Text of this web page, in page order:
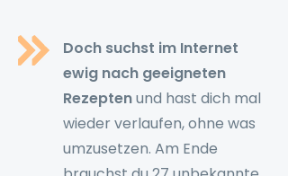
Doch suchst im Internet
ewig nach geeigneten
Rezeptenund hast dich mal
wieder verlaufen, ohne was
umzusetzen. Am Ende